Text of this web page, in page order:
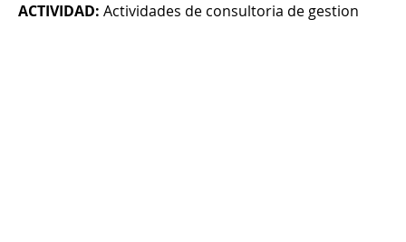
ACTIVIDAD: Actividades de consultoria de gestion